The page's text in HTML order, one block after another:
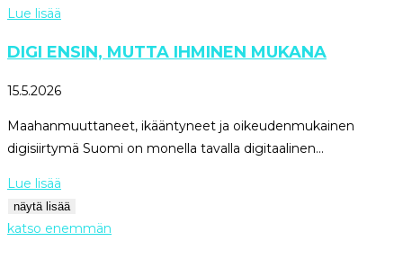
Lue lisää
DIGI ENSIN, MUTTA IHMINEN MUKANA
15.5.2026
Maahanmuuttaneet, ikääntyneet ja oikeudenmukainen
digisiirtymä Suomi on monella tavalla digitaalinen...
Lue lisää
näytä lisää
katso enemmän